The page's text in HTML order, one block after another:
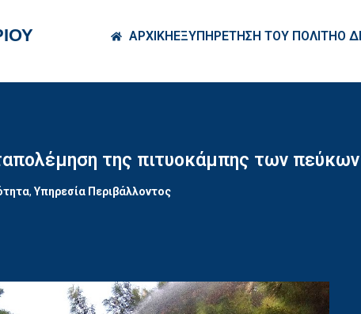
ΑΡΧΙΚΗΕΞΥΠΗΡΕΤΗΣΗ ΤΟΥ ΠΟΛΙΤΗΟ
της πιτυοκάμπης των πεύκων
, Υπηρεσία Περιβάλλοντος